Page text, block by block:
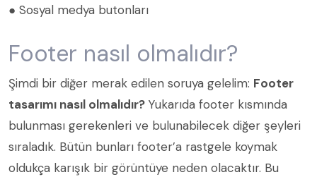
● Sosyal medya butonları
Footer nasıl olmalıdır?
Şimdi bir diğer merak edilen soruya gelelim: Footer
tasarımı nasıl olmalıdır? Yukarıda footer kısmında
bulunması gerekenleri ve bulunabilecek diğer şeyleri
sıraladık. Bütün bunları footer’a rastgele koymak
oldukça karışık bir görüntüye neden olacaktır. Bu